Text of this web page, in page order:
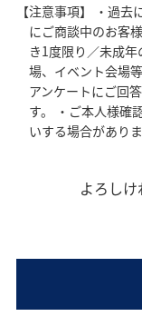
【注意事項】 ・過
にご商談中のお客
き1度限り／未成
場、イベント会場
アンケートにご回
す。 ・ご本人様確
いする場合がありま
よろし